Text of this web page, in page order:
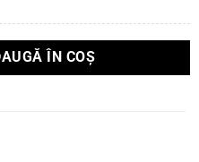
BR02
ÎN COȘ